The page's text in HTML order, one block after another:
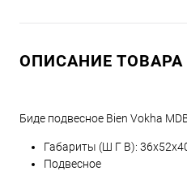
ОПИСАНИЕ ТОВАРА
Биде подвесное Bien Vokha
Габариты (Ш Г В): 36x52x
Подвесное